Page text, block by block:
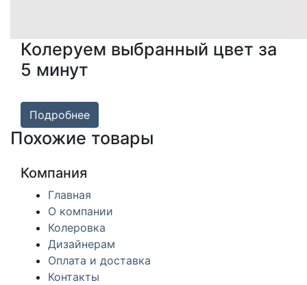
Колеруем выбранный цвет за
5 минут
Подробнее
Похожие товары
Компания
Главная
О компании
Колеровка
Дизайнерам
Оплата и доставка
Контакты